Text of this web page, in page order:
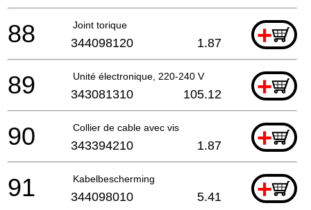
Joint torique +
88 344098120 1.87
Unité électronique, 220-240 V +
89 343081310 105.12
Collier de cable avec vis +
90 343394210 1.87
Kabelbescherming +
91 344098010 5.41